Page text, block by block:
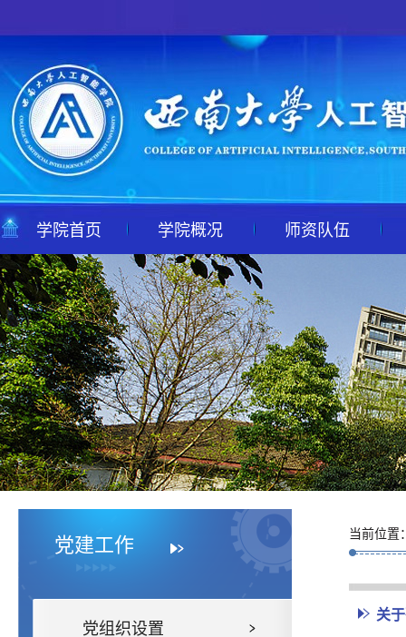
学院首页 学院概况 师资队伍
党建工作
党组织设置
当前位置
关